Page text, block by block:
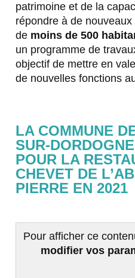
patrimoine et de la
répondre à de
de moins de 500
un programme de
objectif de mettre en
de nouvelles fonctions
LA COMMUNE
SUR-
POUR LA
CHEVET DE
PIERRE EN 2021
Pour afficher ce
modifier vos